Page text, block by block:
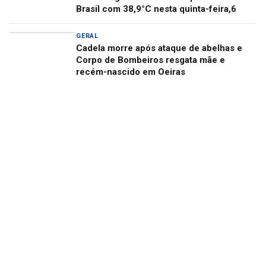
Brasil com 38,9°C nesta quinta-feira,6
GERAL
Cadela morre após ataque de abelhas e
Corpo de Bombeiros resgata mãe e
recém-nascido em Oeiras